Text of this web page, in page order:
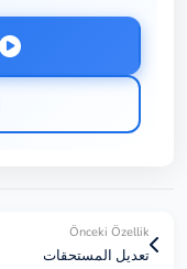
Önceki Özellik
تعديل المستحقات